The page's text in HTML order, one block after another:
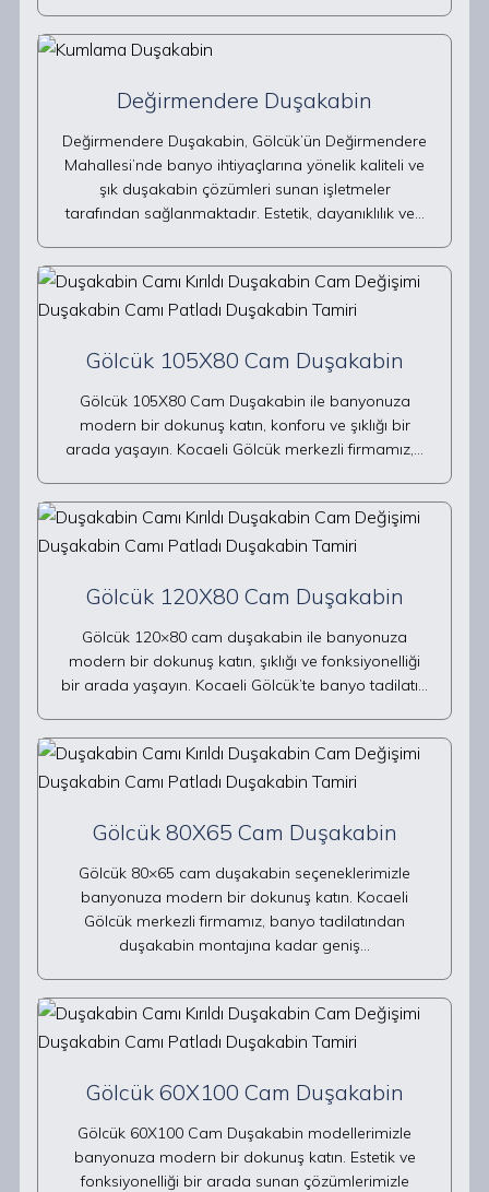
Değirmendere Duşakabin
Değirmendere Duşakabin, Gölcük’ün Değirmendere
Mahallesi’nde banyo ihtiyaçlarına yönelik kaliteli ve
şık duşakabin çözümleri sunan işletmeler
tarafından sağlanmaktadır. Estetik, dayanıklılık ve…
Gölcük 105X80 Cam Duşakabin
Gölcük 105X80 Cam Duşakabin ile banyonuza
modern bir dokunuş katın, konforu ve şıklığı bir
arada yaşayın. Kocaeli Gölcük merkezli firmamız,…
Gölcük 120X80 Cam Duşakabin
Gölcük 120×80 cam duşakabin ile banyonuza
modern bir dokunuş katın, şıklığı ve fonksiyonelliği
bir arada yaşayın. Kocaeli Gölcük’te banyo tadilatı…
Gölcük 80X65 Cam Duşakabin
Gölcük 80×65 cam duşakabin seçeneklerimizle
banyonuza modern bir dokunuş katın. Kocaeli
Gölcük merkezli firmamız, banyo tadilatından
duşakabin montajına kadar geniş…
Gölcük 60X100 Cam Duşakabin
Gölcük 60X100 Cam Duşakabin modellerimizle
banyonuza modern bir dokunuş katın. Estetik ve
fonksiyonelliği bir arada sunan çözümlerimizle